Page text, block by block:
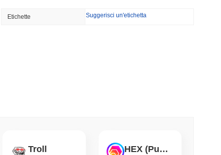
alla Sua App Crypto nel Regno Unito
Etichette Suggerisci un'etichetta
Troll HEX (Pulsechain)